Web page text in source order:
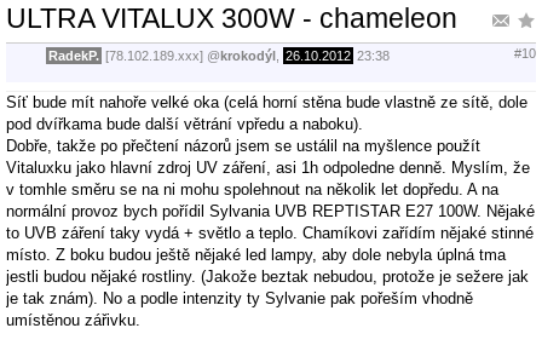
ULTRA VITALUX 300W - chameleon
RadekP. [78.102.189.xxx] @krokodýl 26.10.2012 23:38 #10
Síť bude mít nahoře velké oka (celá horní stěna bude vlastně ze sítě, dole
pod dvířkama bude další větrání vpředu a naboku).
Dobře, takže po přečtení názorů jsem se ustálil na myšlence použít
Vitaluxku jako hlavní zdroj UV záření, asi 1h odpoledne denně. Myslím, že
v tomhle směru se na ni mohu spolehnout na několik let dopředu. A na
normální provoz bych pořídil Sylvania UVB REPTISTAR E27 100W. Nějaké
to UVB záření taky vydá + světlo a teplo. Chamíkovi zařídím nějaké stinné
místo. Z boku budou ještě nějaké led lampy, aby dole nebyla úplná tma
jestli budou nějaké rostliny. (Jakože beztak nebudou, protože je sežere jak
je tak znám). No a podle intenzity ty Sylvanie pak pořeším vhodně
umístěnou zářivku.